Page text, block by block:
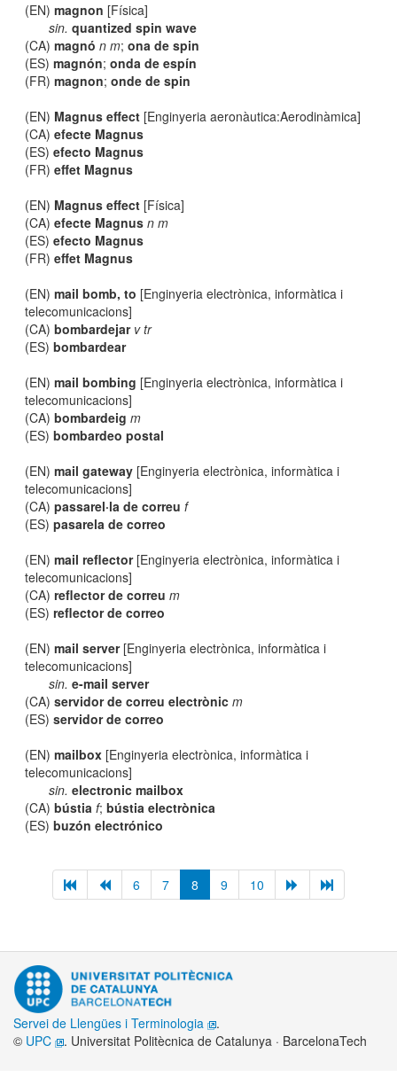
(EN)magnon [Física]
sin. quantized spin wave
(CA)magnó n m;ona de spin
(ES)magnón;onda de espín
(FR)magnon;onde de spin
(EN) Magnus effect [Enginyeria aeronàutica:Aerodinàmica]
(CA)efecte Magnus
(ES)efecto Magnus
(FR)effet Magnus
(EN) Magnus effect [Física]
(CA)efecte Magnus n m
(ES)efecto Magnus
(FR)effet Magnus
(EN)mail bomb, to [Enginyeria electrònica, informàtica i
telecomunicacions]
(CA)bombardejar v tr
(ES)bombardear
(EN)mail bombing [Enginyeria electrònica, informàtica i
telecomunicacions]
(CA)bombardeig m
(ES)bombardeo postal
(EN)mail gateway [Enginyeria electrònica, informàtica i
telecomunicacions]
(CA)passarel·la de correu f
(ES)pasarela de correo
(EN)mail reflector[Enginyeria electrònica, informàtica i
telecomunicacions]
(CA)reflector de correu m
(ES)reflector de correo
(EN)mail server[Enginyeria electrònica, informàtica i
telecomunicacions]
sin. e-mail server
(CA)servidor de correu electrònic m
(ES)servidor de correo
(EN)mailbox [Enginyeria electrònica, informàtica i
telecomunicacions]
sin. electronic mailbox
(CA)bústia f;bústia electrònica
(ES)buzón electrónico
6 7 8 9 10
Servei de Llengües i Terminologia
.
© UPC . Universitat Politècnica de Catalunya · BarcelonaTech